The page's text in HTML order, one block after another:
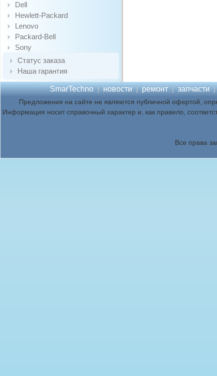
Dell
Hewlett-Packard
Lenovo
Packard-Bell
Sony
Статус заказа
Наша гарантия
SmarTechno | новости | ремонт | запчасти |
Предложения на сайте не являются публичной офертой,
Информация носит справочный характер и, как правило,
Все права